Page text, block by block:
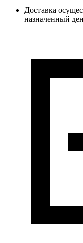
Доставка
назначенный